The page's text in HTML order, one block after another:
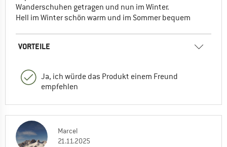
Wanderschuhen getragen und nun im Winter.
Hell im Winter schön warm und im Sommer bequem
VORTEILE
Ja, ich würde das Produkt einem Freund
empfehlen
Marcel
21.11.2025